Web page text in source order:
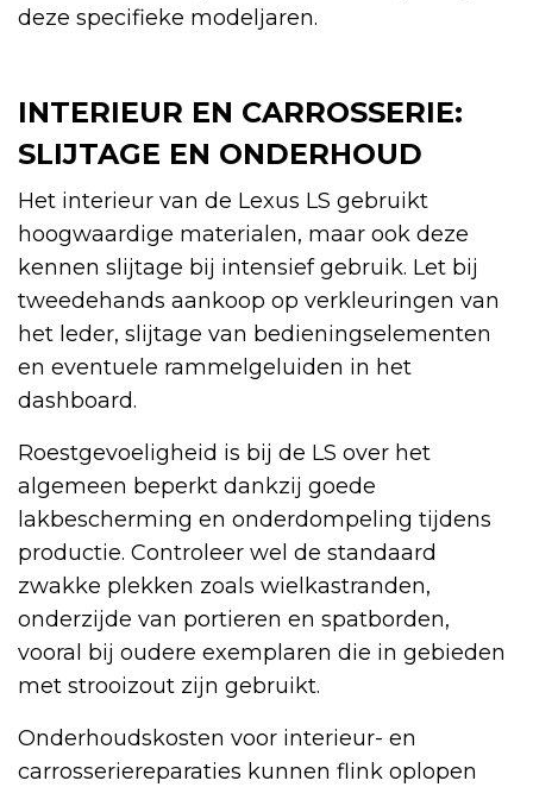
deze specifieke modeljaren.
INTERIEUR EN CARROSSERIE:
SLIJTAGE EN ONDERHOUD
Het interieur van de Lexus LS gebruikt
hoogwaardige materialen, maar ook deze
kennen slijtage bij intensief gebruik. Let bij
tweedehands aankoop op verkleuringen van
het leder, slijtage van bedieningselementen
en eventuele rammelgeluiden in het
dashboard.
Roestgevoeligheid is bij de LS over het
algemeen beperkt dankzij goede
lakbescherming en onderdompeling tijdens
productie. Controleer wel de standaard
zwakke plekken zoals wielkastranden,
onderzijde van portieren en spatborden,
vooral bij oudere exemplaren die in gebieden
met strooizout zijn gebruikt.
Onderhoudskosten voor interieur- en
carrosseriereparaties kunnen flink oplopen